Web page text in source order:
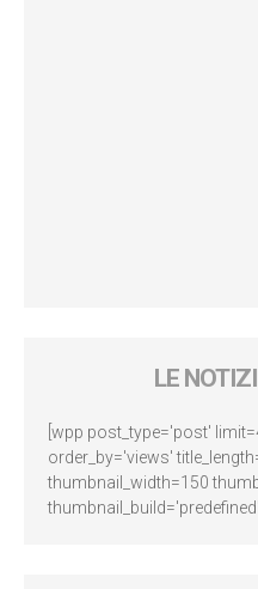
LE
[wpp post_type='post'
order_by='views'
thumbnail_width=150